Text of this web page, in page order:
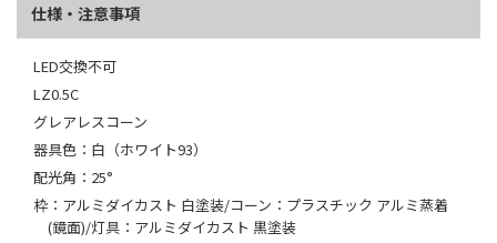
仕様・注意事項
LED交換不可
LZ0.5C
グレアレスコーン
器具色：白（ホワイト93）
配光角：25°
枠：アルミダイカスト 白塗装/コーン：プラスチック アルミ蒸着
(鏡面)/灯具：アルミダイカスト 黒塗装